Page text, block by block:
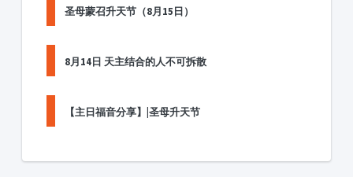
圣母蒙召升天节（8月15日）
8月14日 天主结合的人不可拆散
【主日福音分享】|圣母升天节